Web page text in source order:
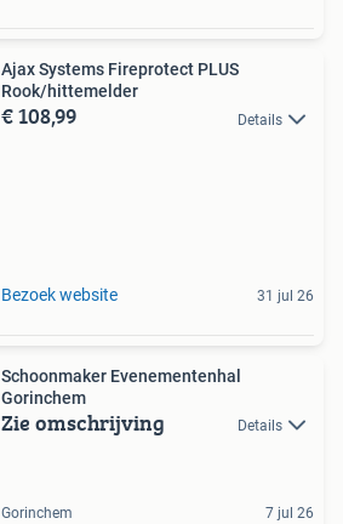
Ajax Systems Fireprotect PLUS
Rook/hittemelder
€ 108,99 Details
Bezoek website 31 jul 26
Schoonmaker Evenementenhal
Gorinchem
Zie omschrijving Details
Gorinchem 7 jul 26